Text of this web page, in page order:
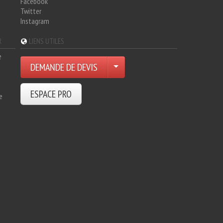
Twitter
Instagram
LIENS UTILES
DEMANDE DE DEVIS
ESPACE PRO